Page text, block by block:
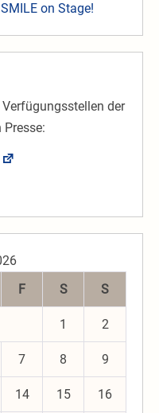
on Stage!
der
Presse:
F S S
1 2
7 8 9
14 15 16